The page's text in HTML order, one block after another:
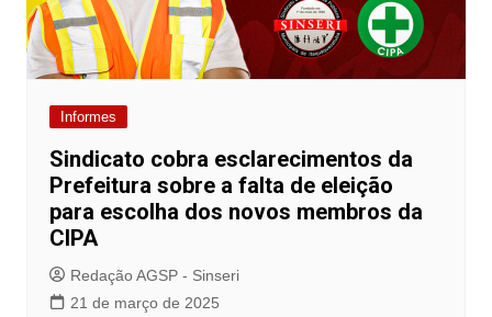
Informes
Sindicato cobra esclarecimentos da
Prefeitura sobre a falta de eleição
para escolha dos novos membros da
CIPA
Redação AGSP - Sinseri
21 de março de 2025